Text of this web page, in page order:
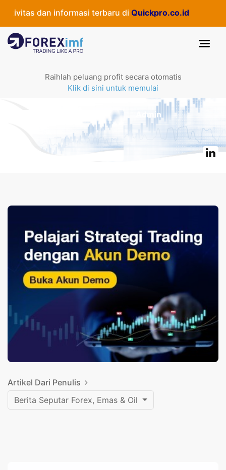
dan informasi terbaru di Quickpro.co.id
Raihlah peluang profit secara otomatis
Klik di sini untuk memulai
Admin
Artikel Dari Penulis
Berita Seputar Forex, Emas & Oil